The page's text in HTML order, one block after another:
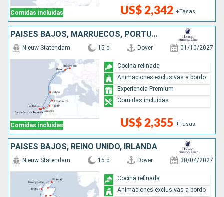
Comidas incluidas US$ 2,342 +Tasas
PAISES BAJOS, MARRUECOS, PORTUGAL, REINO UNIDO
Comidas incluidas
Nieuw Statendam 15 d Dover 01/10/2027
US$ 2,355 +Tasas
Cocina refinada
Animaciones exclusivas a bordo
Experiencia Premium
Comidas incluidas
PAISES BAJOS, REINO UNIDO, IRLANDA
Nieuw Statendam 15 d Dover 30/04/2027
Cocina refinada
Animaciones exclusivas a bordo